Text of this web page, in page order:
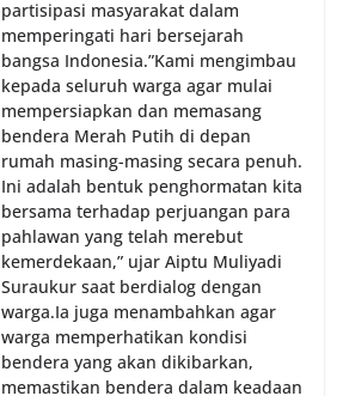
partisipasi masyarakat dalam
memperingati hari bersejarah
bangsa Indonesia.‎‎”Kami mengimbau
kepada seluruh warga agar mulai
mempersiapkan dan memasang
bendera Merah Putih di depan
rumah masing-masing secara penuh.
Ini adalah bentuk penghormatan kita
bersama terhadap perjuangan para
pahlawan yang telah merebut
kemerdekaan,” ujar Aiptu Muliyadi
Suraukur saat berdialog dengan
warga.‎‎Ia juga menambahkan agar
warga memperhatikan kondisi
bendera yang akan dikibarkan,
memastikan bendera dalam keadaan